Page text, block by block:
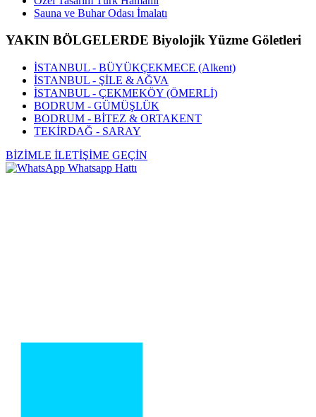
Sauna ve Buhar Odası İmalatı
YAKIN BÖLGELERDE Biyolojik Yüzme Göletleri
İSTANBUL - BÜYÜKÇEKMECE (Alkent)
İSTANBUL - ŞİLE & AĞVA
İSTANBUL - ÇEKMEKÖY (ÖMERLİ)
BODRUM - GÜMÜŞLÜK
BODRUM - BİTEZ & ORTAKENT
TEKİRDAĞ - SARAY
BİZİMLE İLETİŞİME GEÇİN
Whatsapp Hattı